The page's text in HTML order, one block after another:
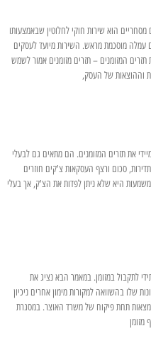
מסחריים הוא שירות חוקי לחלוטין שבאמצעותו
עמלה מוסכמת מראש. השירות מיועד לעסקים
המזומנים – תזרים מזומנים אמור לשמש
וההוצאות של העסק,
את תזרים המזומנים. הם מתאים גם לבעלי
סכום ורצף העסקאות צ'קים חוזרים
היא שלא ניתן לפדות את הצ'ק, אך בעלי
לתקבול במזומן. במאמר הבא נציג את
שלו בהשוואה למקורות מימון אחרים ניכיון
תחת פיקוח של משרד האוצר. במסגרת
מזומן